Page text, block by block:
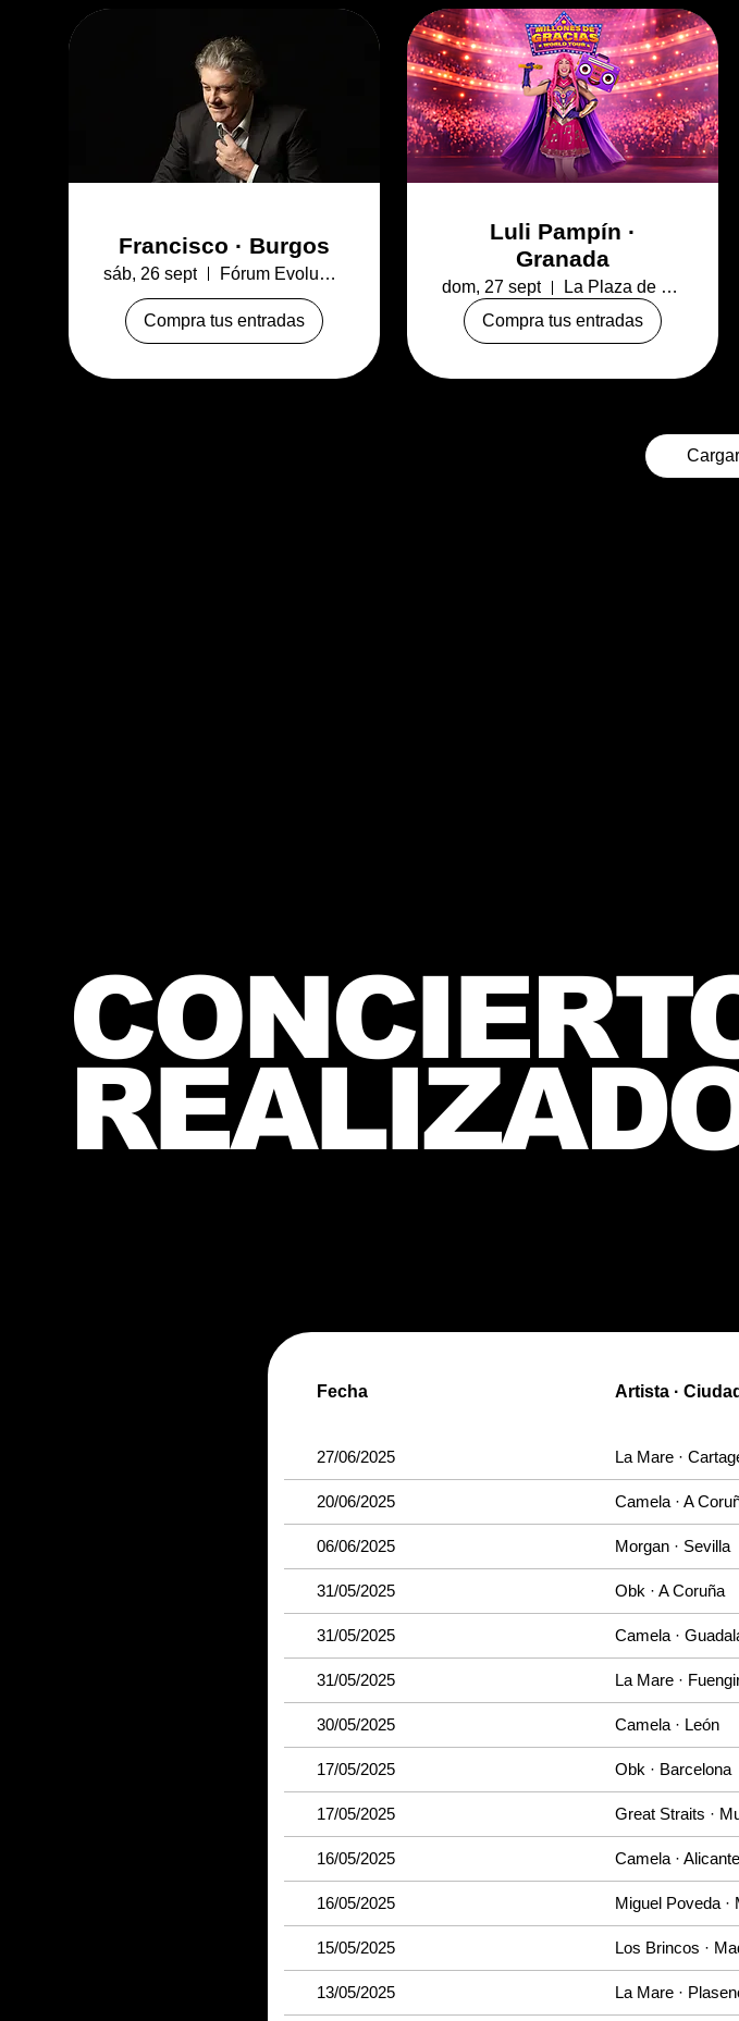
Francisco · Burgos
sáb, 26 sept Fórum Evolución Burgos - Palacio de Cong
Compra tus entradas
Luli Pampín ·
Granada
dom, 27 sept
La Plaza de Toros de Granada
Compra tus entradas
Fecha Artista · Ciudad
27/06/2025 La Mare ·
20/06/2025 Camela · A
06/06/2025 Morgan · Sevilla
31/05/2025 Obk · A Coruña
31/05/2025 Camela ·
31/05/2025 La Mare ·
30/05/2025 Camela · León
17/05/2025 Obk · Barcelona
17/05/2025 Great Straits ·
16/05/2025 Camela · Alicante
16/05/2025 Miguel Poveda ·
15/05/2025 Los Brincos ·
13/05/2025 La Mare ·